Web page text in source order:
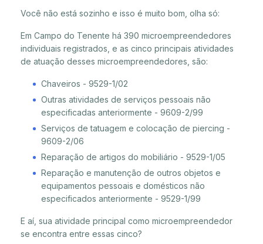
Você não está sozinho e isso é muito bom, olha só:
Em Campo do Tenente há 390 microempreendedores
individuais registrados, e as cinco principais atividades
de atuação desses microempreendedores, são:
Chaveiros - 9529-1/02
Outras atividades de serviços pessoais não
especificadas anteriormente - 9609-2/99
Serviços de tatuagem e colocação de piercing -
9609-2/06
Reparação de artigos do mobiliário - 9529-1/05
Reparação e manutenção de outros objetos e
equipamentos pessoais e domésticos não
especificados anteriormente - 9529-1/99
E aí, sua atividade principal como microempreendedor
se encontra entre essas cinco?